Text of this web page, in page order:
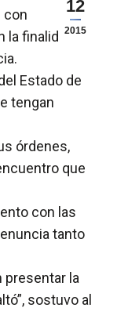
12
2015
con
finalidad de
Estado de
tengan
órdenes,
que
con las
tanto
presentar la
sostuvo al